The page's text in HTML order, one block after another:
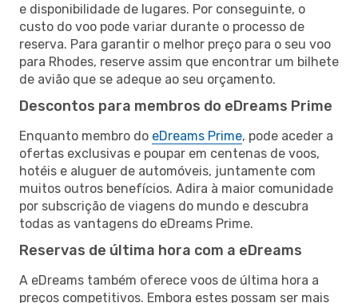
e disponibilidade de lugares. Por conseguinte, o
custo do voo pode variar durante o processo de
reserva. Para garantir o melhor preço para o seu voo
para Rhodes, reserve assim que encontrar um bilhete
de avião que se adeque ao seu orçamento.
Descontos para membros do eDreams Prime
Enquanto membro do eDreams Prime, pode aceder a
ofertas exclusivas e poupar em centenas de voos,
hotéis e aluguer de automóveis, juntamente com
muitos outros benefícios. Adira à maior comunidade
por subscrição de viagens do mundo e descubra
todas as vantagens do eDreams Prime.
Reservas de última hora com a eDreams
A eDreams também oferece voos de última hora a
preços competitivos. Embora estes possam ser mais